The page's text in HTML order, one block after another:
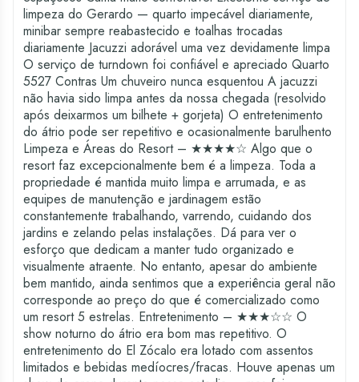
limpeza do Gerardo — quarto impecável diariamente,
minibar sempre reabastecido e toalhas trocadas
diariamente Jacuzzi adorável uma vez devidamente limpa
O serviço de turndown foi confiável e apreciado Quarto
5527 Contras Um chuveiro nunca esquentou A jacuzzi
não havia sido limpa antes da nossa chegada (resolvido
após deixarmos um bilhete + gorjeta) O entretenimento
do átrio pode ser repetitivo e ocasionalmente barulhento
Limpeza e Áreas do Resort – ★★★★☆ Algo que o
resort faz excepcionalmente bem é a limpeza. Toda a
propriedade é mantida muito limpa e arrumada, e as
equipes de manutenção e jardinagem estão
constantemente trabalhando, varrendo, cuidando dos
jardins e zelando pelas instalações. Dá para ver o
esforço que dedicam a manter tudo organizado e
visualmente atraente. No entanto, apesar do ambiente
bem mantido, ainda sentimos que a experiência geral não
corresponde ao preço do que é comercializado como
um resort 5 estrelas. Entretenimento – ★★★☆☆ O
show noturno do átrio era bom mas repetitivo. O
entretenimento do El Zócalo era lotado com assentos
limitados e bebidas medíocres/fracas. Houve apenas um